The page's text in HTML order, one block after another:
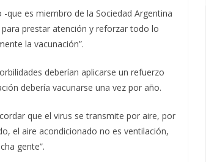
que es miembro de la Sociedad Argentina
prestar atención y reforzar todo lo
la vacunación”.
deberían aplicarse un refuerzo
debería vacunarse una vez por año.
que el virus se transmite por aire, por
el aire acondicionado no es ventilación,
gente”.